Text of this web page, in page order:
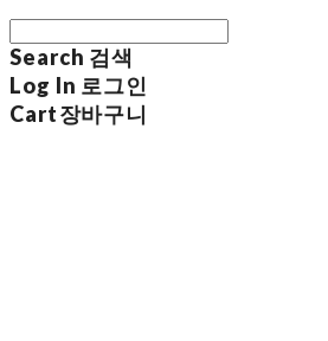
Search 검색
Log In 로그인
Cart장바구니